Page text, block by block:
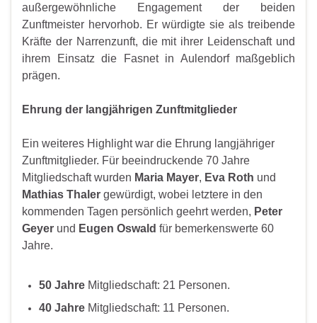
außergewöhnliche Engagement der beiden
Zunftmeister hervorhob. Er würdigte sie als treibende
Kräfte der Narrenzunft, die mit ihrer Leidenschaft und
ihrem Einsatz die Fasnet in Aulendorf maßgeblich
prägen.
Ehrung der langjährigen Zunftmitglieder
Ein weiteres Highlight war die Ehrung langjähriger
Zunftmitglieder. Für beeindruckende 70 Jahre
Mitgliedschaft wurden Maria Mayer, Eva Roth und
Mathias Thaler gewürdigt, wobei letztere in den
kommenden Tagen persönlich geehrt werden, Peter
Geyer und Eugen Oswald für bemerkenswerte 60
Jahre.
50 Jahre Mitgliedschaft: 21 Personen.
40 Jahre Mitgliedschaft: 11 Personen.